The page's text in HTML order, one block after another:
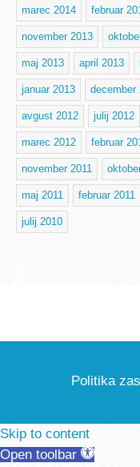
marec 2014 februar
november 2013
maj 2013 april 2013
januar 2013 december
avgust 2012 julij 2012
marec 2012 februar
november 2011
maj 2011 februar 2011
julij 2010
Politika
Skip to content
Open toolbar